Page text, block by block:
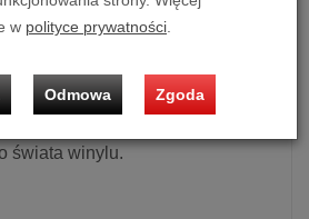
konstrukcją i jakością dźwięku,
droższymi modelami.
z dowolnym wzmacniaczem lub
świata winylu.
w polityce prywatności
Odmowa Zgoda